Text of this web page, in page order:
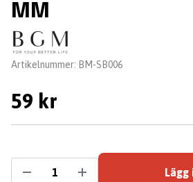
MM
Leverantör:
Artikelnummer: BM-SB006
59 kr
Lägg